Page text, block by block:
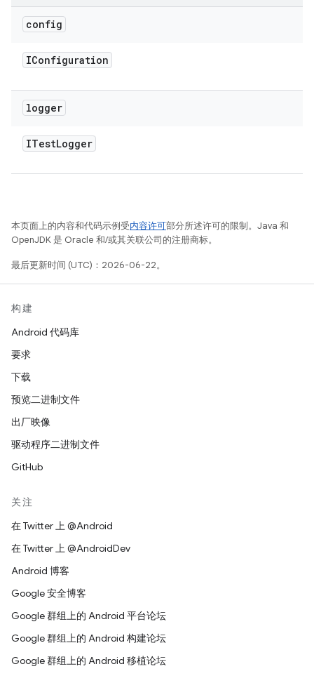
config
IConfiguration
logger
ITestLogger
本页面上的内容和代码示例受内容许可部分所述许可的限制。Java 和
OpenJDK 是 Oracle 和/或其关联公司的注册商标。
最后更新时间 (UTC)：2026-06-22。
构建
Android 代码库
要求
下载
预览二进制文件
出厂映像
驱动程序二进制文件
GitHub
关注
在 Twitter 上 @Android
在 Twitter 上 @AndroidDev
Android 博客
Google 安全博客
Google 群组上的 Android 平台论坛
Google 群组上的 Android 构建论坛
Google 群组上的 Android 移植论坛